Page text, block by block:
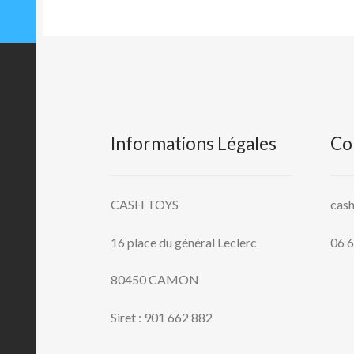
Informations Légales
CASH TOYS
16 place du général Leclerc
80450 CAMON
Siret : 901 662 882
06